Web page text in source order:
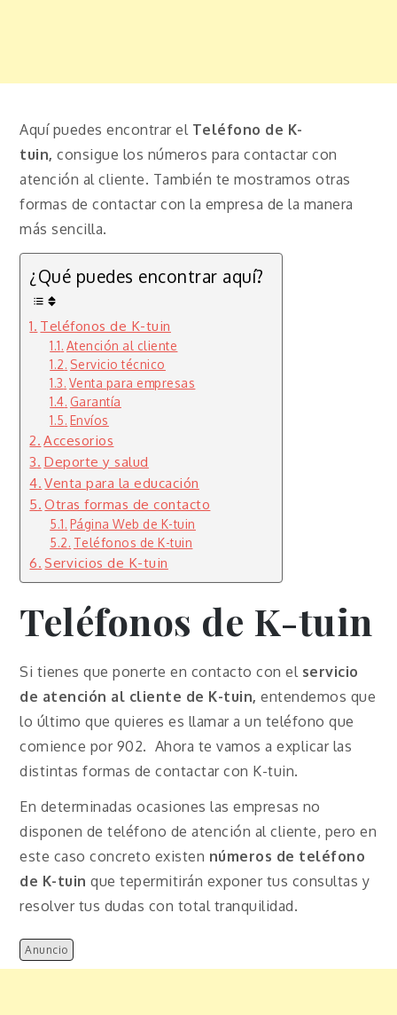
Aquí puedes encontrar el Teléfono de K-
tuin,consigue los números para contactar con
atención al cliente. También te mostramos otras
formas de contactar con la empresa de la manera
más sencilla.
¿Qué puedes encontrar aquí?
Teléfonos de K-tuin
Atención al cliente
Servicio técnico
Venta para empresas
Garantía
Envíos
Accesorios
Deporte y salud
Venta para la educación
Otras formas de contacto
Página Web de K-tuin
Teléfonos de K-tuin
Servicios de K-tuin
Teléfonos de K-tuin
Si tienes que ponerte en contacto con el servicio
de atención al cliente de K-tuin, entendemos que
lo último que quieres es llamar a un teléfono que
comience por 902. Ahora te vamos a explicar las
distintas formas de contactar con K-tuin.
En determinadas ocasiones las empresas no
disponen de teléfono de atención al cliente, pero en
este caso concreto existen números de teléfono
de K-tuinque tepermitirán exponer tus consultas y
resolver tus dudas con total tranquilidad.
Anuncio